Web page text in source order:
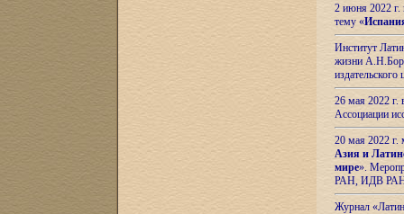
2 июня 2022 г.
тему «
Институт
жизни
26 мая 2022
Ассоциации
20 мая 2022
Азия и
мире».
РАН, ИДВ
Журнал